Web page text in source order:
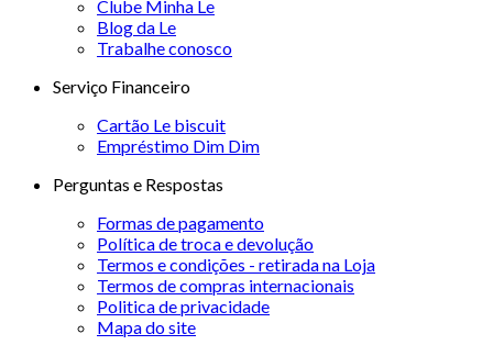
Clube Minha Le
Blog da Le
Trabalhe conosco
Serviço Financeiro
Cartão Le biscuit
Empréstimo Dim Dim
Perguntas e Respostas
Formas de pagamento
Política de troca e devolução
Termos e condições - retirada na Loja
Termos de compras internacionais
Politica de privacidade
Mapa do site